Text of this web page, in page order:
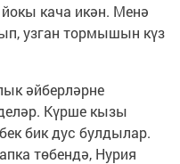
кача икән. Менә
узган тормышын күз
әйберләрне
Күрше кызы
бик дус булдылар.
төбендә, Нурия